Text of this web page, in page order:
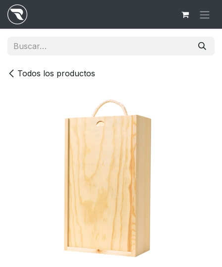
Ir al contenido
Todos los productos